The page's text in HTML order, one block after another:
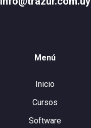
Menú
Inicio
Cursos
Software